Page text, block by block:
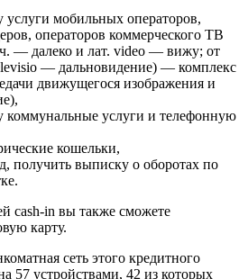
услуги мобильных операторов,
операторов коммерческого ТВ
— далеко и лат. video — вижу; от
— дальновидение) — комплекс
движущегося изображения и
коммунальные услуги и телефонную
кошельки,
получить выписку о оборотах по
cash-in вы также сможете
карту.
сеть этого кредитного
57 устройствами, 42 из которых